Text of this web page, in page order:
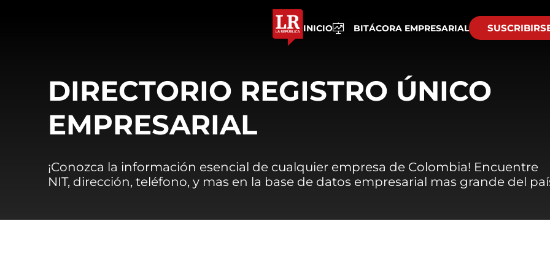
INICIO BITÁCORA EMPRESARIAL
DIRECTORIO REGISTRO ÚNICO
EMPRESARIAL
¡Conozca la información esencial de cualquier empresa de Colombia! Encuentre
NIT, dirección, teléfono, y mas en la base de datos empresarial mas grande del